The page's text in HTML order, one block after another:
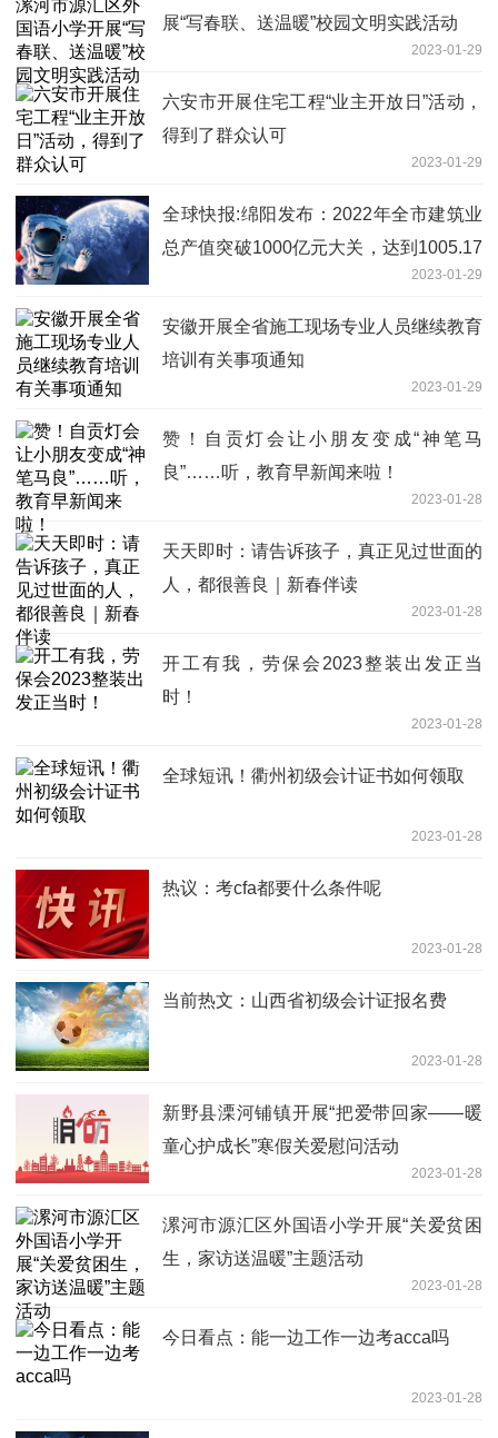
展“写春联、送温暖”校园文明实践活动
2023-01-29
六安市开展住宅工程“业主开放日”活动，
得到了群众认可
2023-01-29
全球快报:绵阳发布：2022年全市建筑业
总产值突破1000亿元大关，达到1005.17
2023-01-29
安徽开展全省施工现场专业人员继续教育
培训有关事项通知
2023-01-29
赞！自贡灯会让小朋友变成“神笔马
良”……听，教育早新闻来啦！
2023-01-28
天天即时：请告诉孩子，真正见过世面的
人，都很善良｜新春伴读
2023-01-28
开工有我，劳保会2023整装出发正当
时！
2023-01-28
全球短讯！衢州初级会计证书如何领取
2023-01-28
热议：考cfa都要什么条件呢
2023-01-28
当前热文：山西省初级会计证报名费
2023-01-28
新野县溧河铺镇开展“把爱带回家——暖
童心护成长”寒假关爱慰问活动
2023-01-28
漯河市源汇区外国语小学开展“关爱贫困
生，家访送温暖”主题活动
2023-01-28
今日看点：能一边工作一边考acca吗
2023-01-28